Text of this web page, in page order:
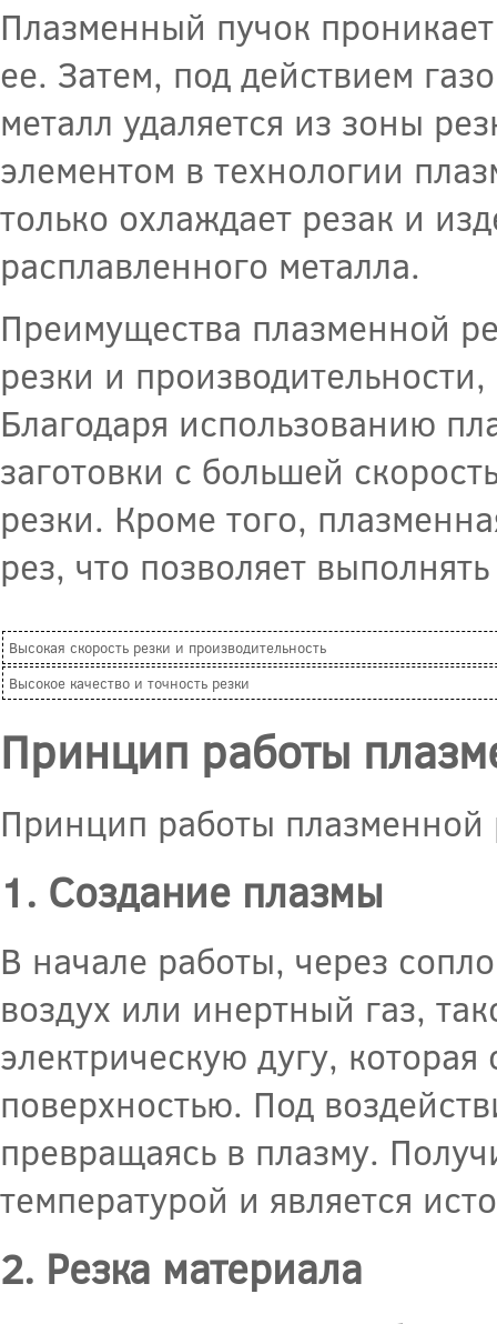
Плазменный пучок
ее. Затем, под действием
металл удаляется из зоны
элементом в технологии
только охлаждает резак и
расплавленного металла.
Преимущества плазменной
резки и
Благодаря использованию
заготовки с большей
резки. Кроме того,
рез, что позволяет
Высокая скорость резки и производительность
Высокое качество и точность резки
Принцип работы
Принцип работы плазменной
1. Создание плазмы
В начале работы, через
воздух или инертный газ,
электрическую дугу,
поверхностью. Под
превращаясь в плазму.
температурой и является
2. Резка материала